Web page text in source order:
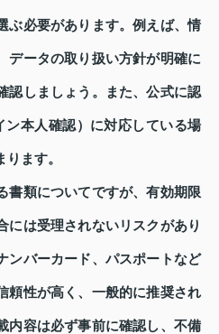
ぶ必要があります。例えば、情
データの取り扱い方針が明確に
認しましょう。また、公式に認
ン本人確認）に対応している場
ます。
書類についてですが、有効期限
には受理されないリスクがあり
ンバーカード、パスポートなど
頼性が高く、一般的に推奨され
内容は必ず事前に確認し、不備